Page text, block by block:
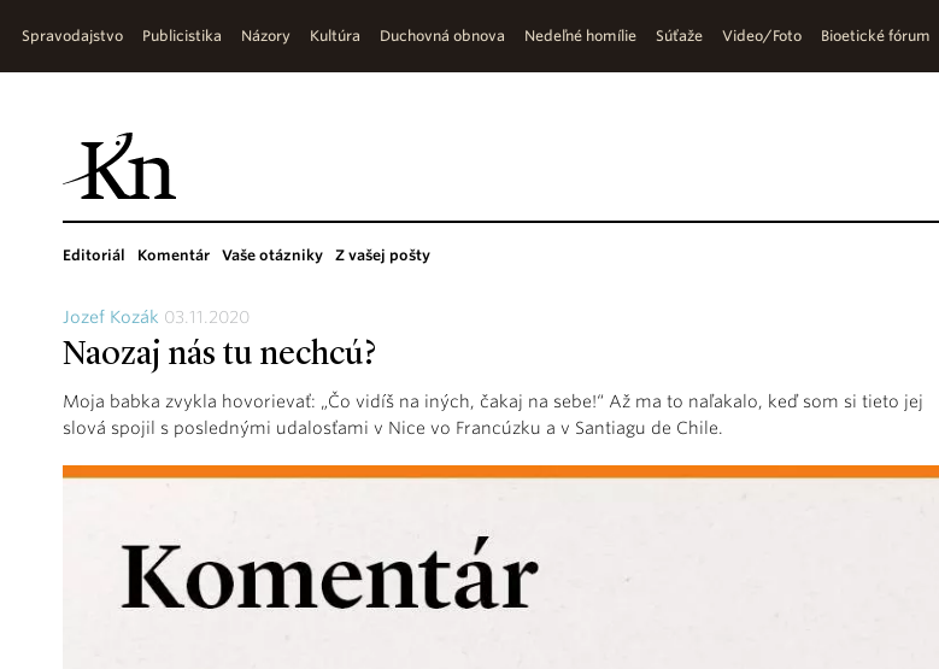
Spravodajstvo Publicistika Názory Kultúra Duchovná obnova Nedeľné homílie Súťaže Video/Foto Bioetické fórum
Editoriál Komentár Vaše otázniky Z vašej pošty
Jozef Kozák 03.11.2020
Naozaj nás tu nechcú?
Moja babka zvykla hovorievať: „Čo vidíš na iných, čakaj na sebe!“ Až ma to naľakalo, keď som si tieto jej
slová spojil s poslednými udalosťami v Nice vo Francúzku a v Santiagu de Chile.